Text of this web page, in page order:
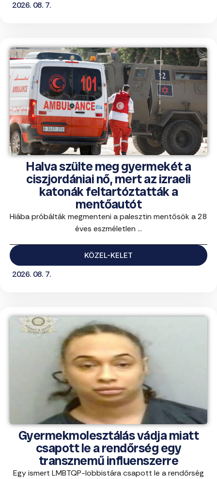
2026. 08. 7.
Halva szülte meg gyermekét a
ciszjordániai nő, mert az izraeli
katonák feltartóztatták a
mentőautót
Hiába próbálták megmenteni a palesztin mentősök a 28
éves eszméletlen ...
KÖZEL-KELET
2026. 08. 7.
Gyermekmolesztálás vádja miatt
csapott le a rendőrség egy
transznemű influenszerre
Egy ismert LMBTQP-lobbistára csapott le a rendőrség